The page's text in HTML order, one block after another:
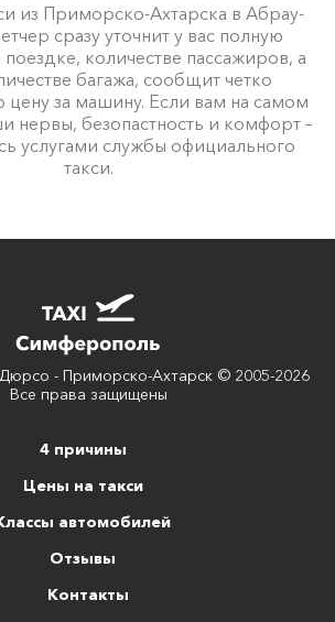
из Приморско-Ахтарска в Абрау-
сразу уточнит у вас полную
количестве пассажиров, а
багажа, сообщит четко
за машину. Если вам на самом
нервы, безопастность и комфорт –
услугами службы официального
такси.
- Приморско-Ахтарск © 2005-2026
Все права защищены
4 причины
Цены на такси
автомобилей
Отзывы
Контакты